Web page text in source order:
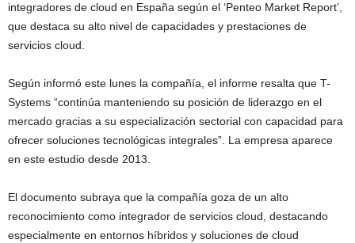
integradores de cloud en España según el ‘Penteo Market Report’,
que destaca su alto nivel de capacidades y prestaciones de
servicios cloud.
Según informó este lunes la compañía, el informe resalta que T-
Systems “continúa manteniendo su posición de liderazgo en el
mercado gracias a su especialización sectorial con capacidad para
ofrecer soluciones tecnológicas integrales”. La empresa aparece
en este estudio desde 2013.
El documento subraya que la compañía goza de un alto
reconocimiento como integrador de servicios cloud, destacando
especialmente en entornos híbridos y soluciones de cloud